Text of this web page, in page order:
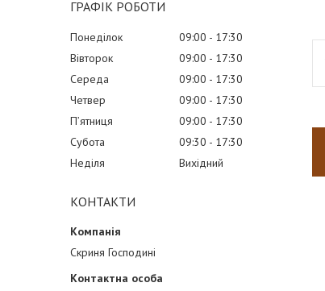
ГРАФІК РОБОТИ
Понеділок 09:00
17:30
Вівторок
09:00
17:30
Середа
09:00
17:30
Четвер
09:00
17:30
Пʼятниця
09:00
17:30
Субота
09:30
17:30
Неділя
Вихідний
КОНТАКТИ
Скриня Господині